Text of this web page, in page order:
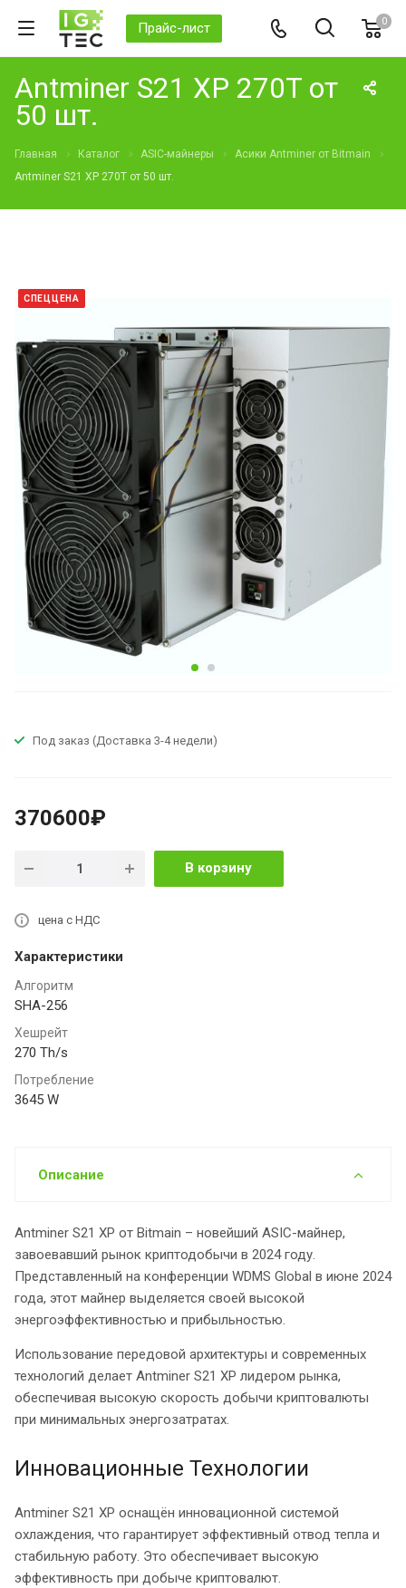
Прайс-лист 0
Antminer S21 XP 270T от
50 шт.
Главная Каталог ASIC-майнеры
Асики Antminer от Bitmain
Antminer S21 XP 270T от 50 шт.
СПЕЦЦЕНА
Под заказ (Доставка 3-4 недели)
370600₽
В корзину
цена с НДС
Характеристики
Алгоритм
SHA-256
Хешрейт
270 Th/s
Потребление
3645 W
Описание
Antminer S21 XP от Bitmain – новейший ASIC-майнер,
завоевавший рынок криптодобычи в 2024 году.
Представленный на конференции WDMS Global в июне 2024
года, этот майнер выделяется своей высокой
энергоэффективностью и прибыльностью.
Использование передовой архитектуры и современных
технологий делает Antminer S21 XP лидером рынка,
обеспечивая высокую скорость добычи криптовалюты
при минимальных энергозатратах.
Инновационные Технологии
Antminer S21 XP оснащён инновационной системой
охлаждения, что гарантирует эффективный отвод тепла и
стабильную работу. Это обеспечивает высокую
эффективность при добыче криптовалют.